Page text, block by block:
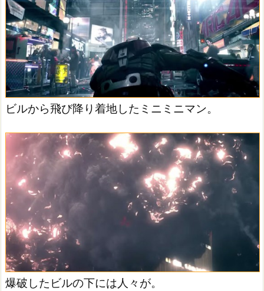
ビルから飛び降り着地したミニミニマン。
爆破したビルの下には人々が。